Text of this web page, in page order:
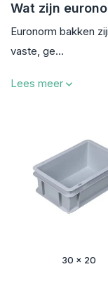
Wat zijn
Euronorm bakken
vaste, ge...
Lees meer
30 x 20